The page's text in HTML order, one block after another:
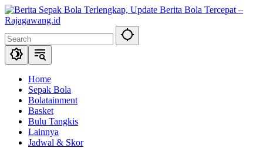
Skip
to
Home
Sepak Bola
Bolatainment
Basket
Bulu Tangkis
Lainnya
Jadwal & Skor